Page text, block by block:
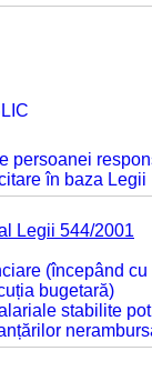
persoanei
în baza Legii
Legii 544/2001
(începând
bugetară)
stabilite